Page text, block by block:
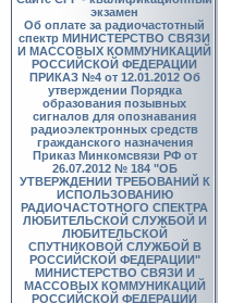
экзамен
Об оплате за радиочастотный
спектр МИНИСТЕРСТВО СВЯЗИ
И МАССОВЫХ КОММУНИКАЦИЙ
РОССИЙСКОЙ ФЕДЕРАЦИИ
ПРИКАЗ №4 от 12.01.2012 Об
утверждении Порядка
образования позывных
сигналов для опознавания
радиоэлектронных средств
гражданского назначения
Приказ Минкомсвязи РФ от
26.07.2012 № 184 "ОБ
УТВЕРЖДЕНИИ ТРЕБОВАНИЙ К
ИСПОЛЬЗОВАНИЮ
РАДИОЧАСТОТНОГО СПЕКТРА
ЛЮБИТЕЛЬСКОЙ СЛУЖБОЙ И
ЛЮБИТЕЛЬСКОЙ
СПУТНИКОВОЙ СЛУЖБОЙ В
РОССИЙСКОЙ ФЕДЕРАЦИИ"
МИНИСТЕРСТВО СВЯЗИ И
МАССОВЫХ КОММУНИКАЦИЙ
РОССИЙСКОЙ ФЕДЕРАЦИИ